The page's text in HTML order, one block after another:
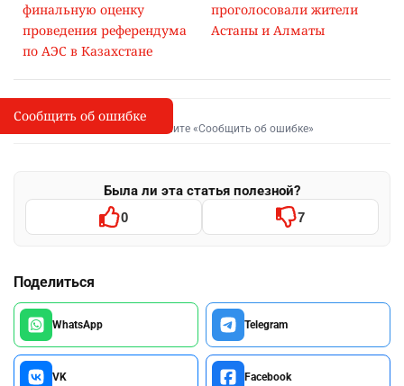
финальную оценку
проведения референдума
по АЭС в Казахстане
проголосовали жители
Астаны и Алматы
I
Сообщить об опечатке
Выделите фрагмент и нажмите «Сообщить об ошибке»
Была ли эта статья полезной?
0 7
Поделиться
WhatsApp Telegram
VK Facebook
Сообщить об ошибке